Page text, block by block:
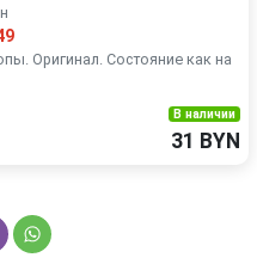
Оригинал. Состояние как на
В наличии
31 BYN